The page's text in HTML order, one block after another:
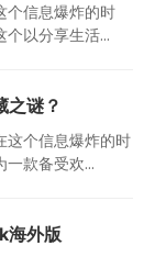
个信息爆炸的时
以分享生活...
之谜？
这个信息爆炸的时
款备受欢...
海外版